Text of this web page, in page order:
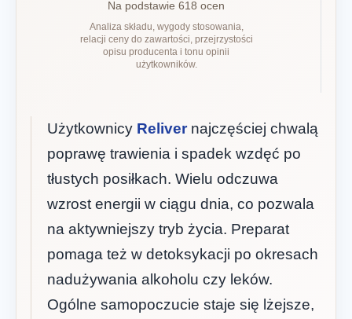
Na podstawie 618 ocen
Analiza składu, wygody stosowania,
relacji ceny do zawartości, przejrzystości
opisu producenta i tonu opinii
użytkowników.
Użytkownicy Relivernajczęściej chwalą
poprawę trawienia i spadek wzdęć po
tłustych posiłkach. Wielu odczuwa
wzrost energii w ciągu dnia, co pozwala
na aktywniejszy tryb życia. Preparat
pomaga też w detoksykacji po okresach
nadużywania alkoholu czy leków.
Ogólne samopoczucie staje się lżejsze,